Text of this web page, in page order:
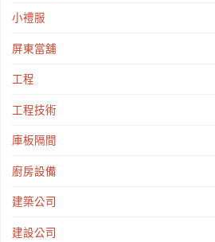
小禮服
屏東當舖
工程
工程技術
庫板隔間
廚房設備
建築公司
建設公司